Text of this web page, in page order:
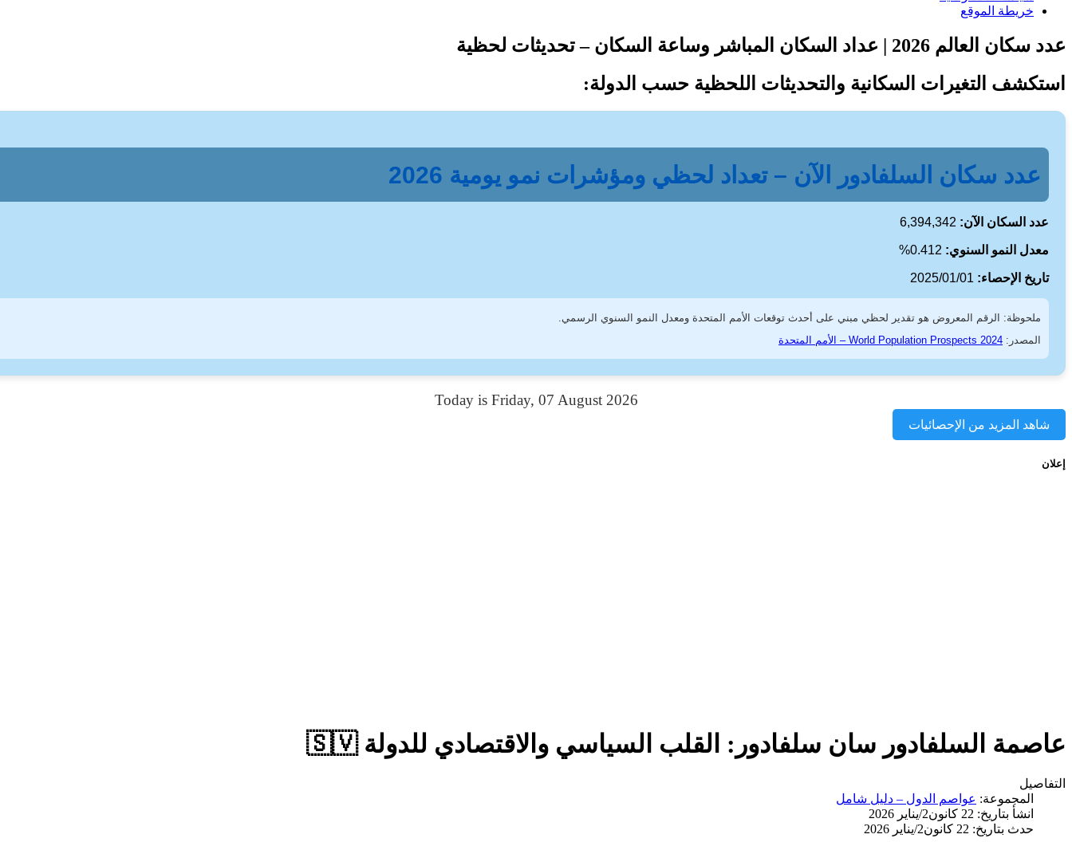
خريطة الموقع
عدد سكان العالم 2026 | عداد السكان المباشر وساعة السكان – تحديثات لحظية
استكشف التغيرات السكانية والتحديثات اللحظية حسب الدولة:
عدد سكان السلفادور الآن – تعداد لحظي ومؤشرات نمو يومية 2026
عدد السكان الآن: 6,394,342
معدل النمو السنوي:
تاريخ الإحصاء:
ملحوظة: الرقم المعروض هو تقدير لحظي مبني على أحدث توقعات الأمم المتحدة ومعدل النمو السنوي الرسمي.
المصدر: World Population Prospects 2024 – الأمم المتحدة
Today is Friday, 07 August 2026
شاهد المزيد من الإحصائيات
إعلان
عاصمة السلفادور سان سلفادور: القلب السياسي والاقتصادي للدولة 🇸🇻
التفاصيل
المجموعة: عواصم الدول – دليل شامل
انشأ بتاريخ: 22 كانون2/يناير 2026
حدث بتاريخ: 22 كانون2/يناير 2026